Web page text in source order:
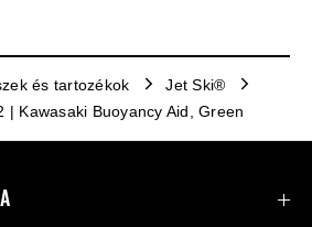
és tartozékok
Jet Ski®
| Kawasaki Buoyancy Aid, Green